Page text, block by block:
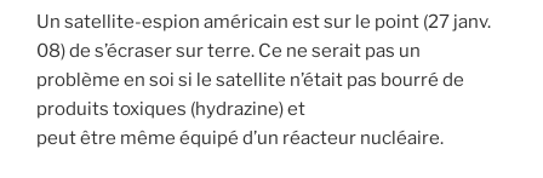
Un satellite-espion américain est sur le point (27 janv.
08) de s’écraser sur terre. Ce ne serait pas un
problème en soi si le satellite n’était pas bourré de
produits toxiques (hydrazine) et
peut être même équipé d’un réacteur nucléaire.